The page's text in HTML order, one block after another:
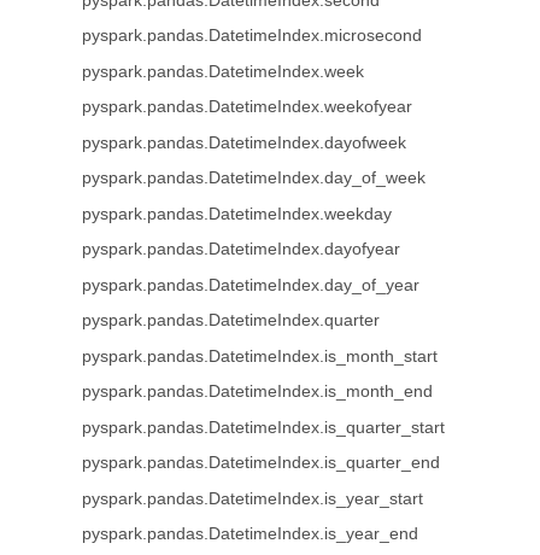
pyspark.pandas.DatetimeIndex.microsecond
pyspark.pandas.DatetimeIndex.week
pyspark.pandas.DatetimeIndex.weekofyear
pyspark.pandas.DatetimeIndex.dayofweek
pyspark.pandas.DatetimeIndex.day_of_week
pyspark.pandas.DatetimeIndex.weekday
pyspark.pandas.DatetimeIndex.dayofyear
pyspark.pandas.DatetimeIndex.day_of_year
pyspark.pandas.DatetimeIndex.quarter
pyspark.pandas.DatetimeIndex.is_month_start
pyspark.pandas.DatetimeIndex.is_month_end
pyspark.pandas.DatetimeIndex.is_quarter_start
pyspark.pandas.DatetimeIndex.is_quarter_end
pyspark.pandas.DatetimeIndex.is_year_start
pyspark.pandas.DatetimeIndex.is_year_end